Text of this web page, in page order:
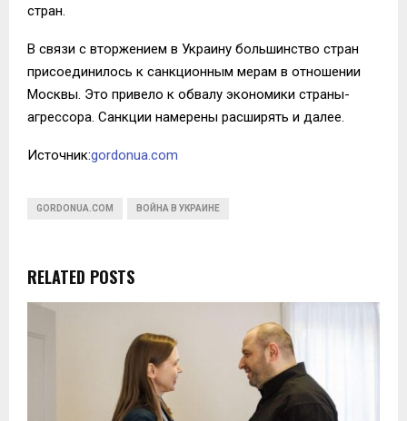
стран.
В связи с вторжением в Украину большинство стран
присоединилось к санкционным мерам в отношении
Москвы. Это привело к обвалу экономики страны-
агрессора. Санкции намерены расширять и далее.
Источник:gordonua.com
GORDONUA.COM ВОЙНА В УКРАИНЕ
RELATED POSTS